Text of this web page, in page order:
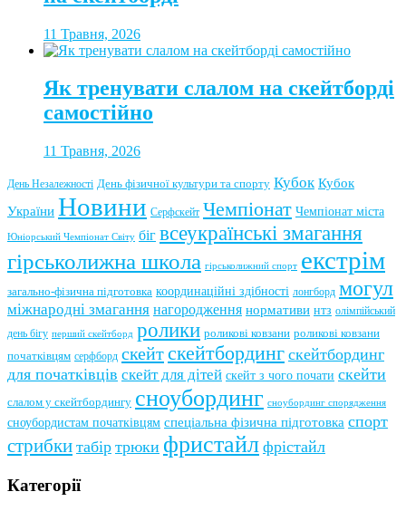
11 Травня, 2026
Як тренувати слалом на скейтборді
самостійно
11 Травня, 2026
День Незалежності День фізичної культури та спорту Кубок Кубок
України Новини Серфскейт Чемпіонат Чемпіонат міста
Юніорський Чемпіонат Світу біг всеукраїнські змагання
гірськолижна школа гірськолижний спорт екстрім
загально-фізична підготовка координаційні здібності лонгборд могул
міжнародні змагання нагородження нормативи нтз олімпійський
день бігу перший скейтборд ролики роликові ковзани роликові ковзани
початківцям серфборд скейтскейтбординг скейтбординг
для початківців скейт для дітей скейт з чого почати скейти
слалом у скейтбордингу сноубординг сноубординг спорядження
сноубордистам початківцям спеціальна фізична підготовка спорт
стрибки табір трюки фристайл фрістайл
Категорії